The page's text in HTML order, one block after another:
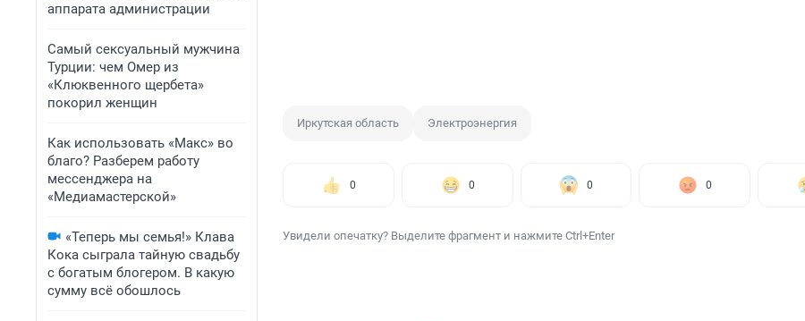
аппарата администрации
Самый сексуальный мужчина
Турции: чем Омер из
«Клюквенного щербета»
покорил женщин
Как использовать «Макс» во
благо? Разберем работу
мессенджера на
«Медиамастерской»
«Теперь мы семья!» Клава
Кока сыграла тайную свадьбу
с богатым блогером. В какую
сумму всё обошлось
Иркутская область Электроэнергия
0 0 0 0
Увидели опечатку? Выделите фрагмент и нажмите Ctrl+Enter